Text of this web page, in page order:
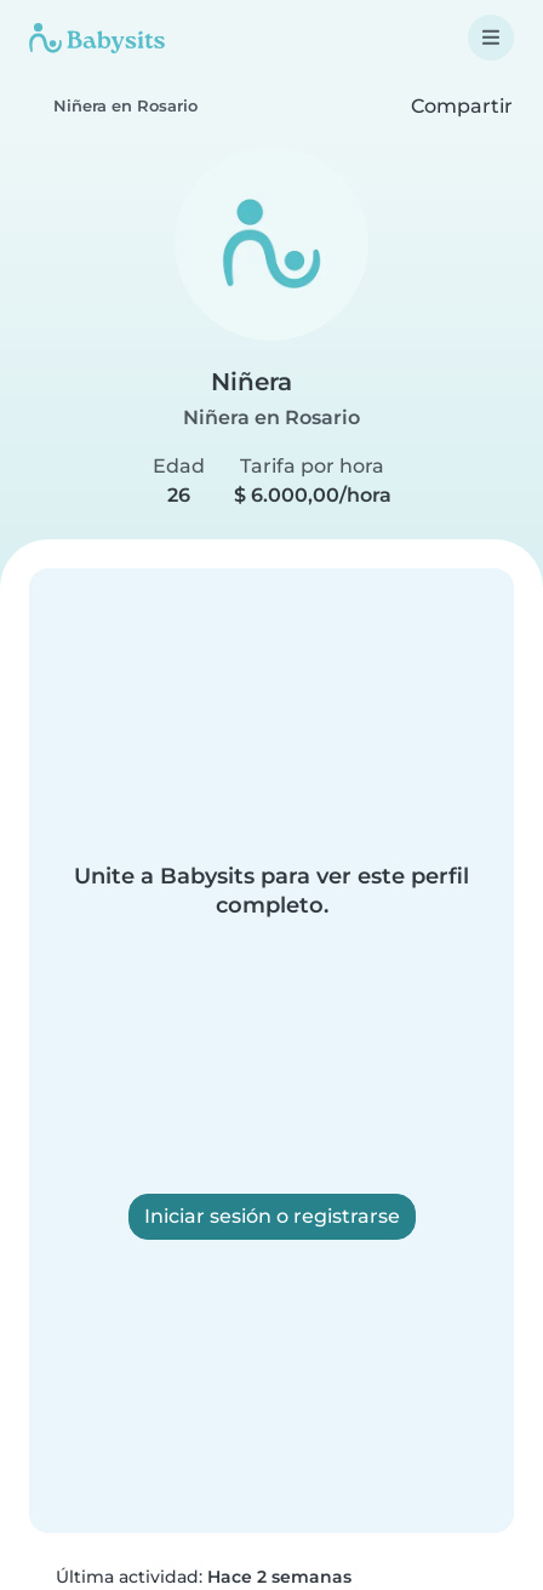
Niñera en Rosario Compartir
Niñera
Niñera en Rosario
Edad
26
Tarifa por hora
$ 6.000,00/hora
Unite a Babysits para ver este perfil
completo.
Iniciar sesión o registrarse
Última actividad: Hace 2 semanas